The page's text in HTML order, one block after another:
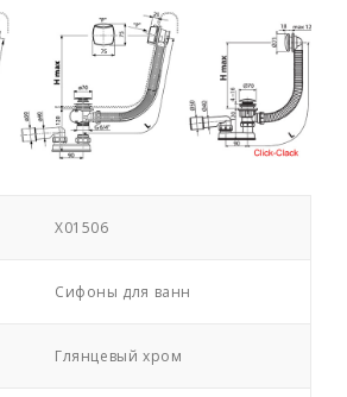
X01506
Сифоны для ванн
Глянцевый хром